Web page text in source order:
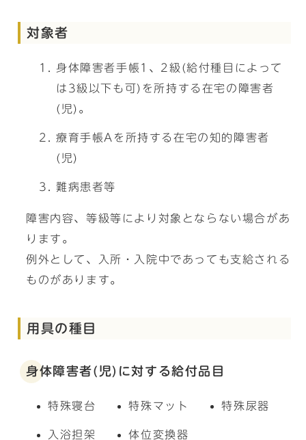
対象者
身体障害者手帳1、2級(給付種目によって
は3級以下も可)を所持する在宅の障害者
(児)。
療育手帳Aを所持する在宅の知的障害者
(児)
難病患者等
障害内容、等級等により対象とならない場合があ
ります。
例外として、入所・入院中であっても支給される
ものがあります。
用具の種目
身体障害者(児)に対する給付品目
特殊寝台 特殊マット 特殊尿器
入浴担架 体位変換器